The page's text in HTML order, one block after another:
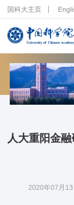
国科大主页
人大重阳金
2020年07月